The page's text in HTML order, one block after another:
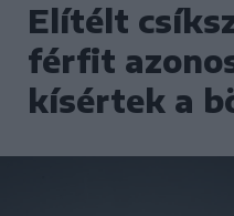
Elítélt
férfit
kísértek a